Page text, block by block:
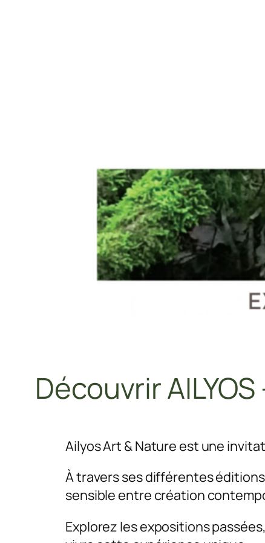
Découvrir
Ailyos Art & Nature est une
À travers ses différentes
sensible entre création
Explorez les expositions